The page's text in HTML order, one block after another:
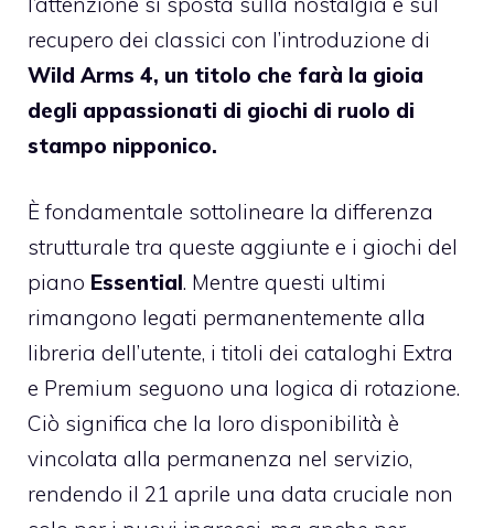
recupero dei classici con l’introduzione di
Wild Arms 4, un titolo che farà la gioia
degli appassionati di giochi di ruolo di
stampo nipponico.
È fondamentale sottolineare la differenza
strutturale tra queste aggiunte e i giochi del
piano Essential. Mentre questi ultimi
rimangono legati permanentemente alla
libreria dell’utente, i titoli dei cataloghi Extra
e Premium seguono una logica di rotazione.
Ciò significa che la loro disponibilità è
vincolata alla permanenza nel servizio,
rendendo il 21 aprile una data cruciale non